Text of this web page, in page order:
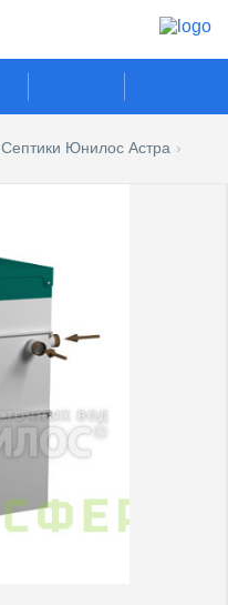
Септики Юнилос Астра